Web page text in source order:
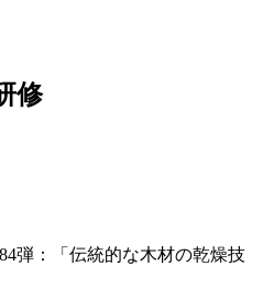
修
弾：「伝統的な木材の乾燥技